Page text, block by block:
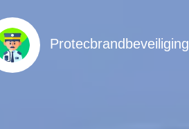
Protecbrandbeveiliging